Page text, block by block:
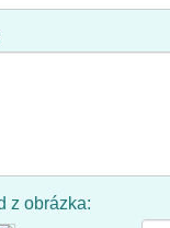
z obrázka: